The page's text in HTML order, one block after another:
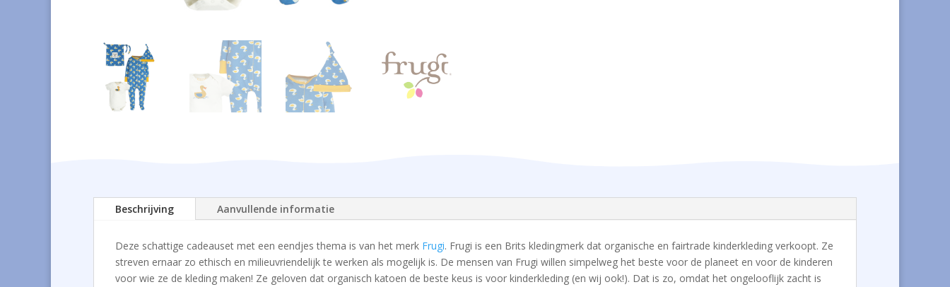
Beschrijving Aanvullende informatie
Deze schattige cadeauset met een eendjes thema is van het merk Frugi. Frugi is een Brits kledingmerk dat organische en fairtrade kinderkleding verkoopt. Ze
streven ernaar zo ethisch en milieuvriendelijk te werken als mogelijk is. De mensen van Frugi willen simpelweg het beste voor de planeet en voor de kinderen
voor wie ze de kleding maken! Ze geloven dat organisch katoen de beste keus is voor kinderkleding (en wij ook!). Dat is zo, omdat het ongelooflijk zacht is